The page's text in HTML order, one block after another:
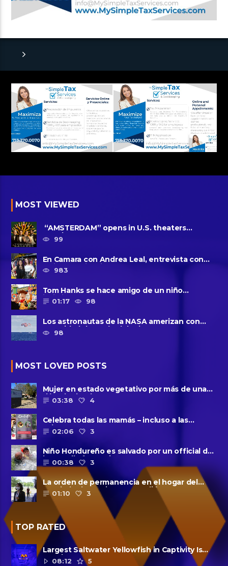
MOST VIEWED
“AMSTERDAM” opens in U.S. theaters
October 7, 2022
99
En Camara con Andrea Leal, entrevista con
Majo Cornejo, Cirque Du ......
983
Tom Hanks se hace amigo de un niño
intimidado de 8 años llamado ......
01:17 98
Los astronautas de la NASA amerizan con
seguridad después del primer ......
98
MOST LOVED POSTS
Mujer en estado vegetativo por más de una
década da a luz en un ......
03:38 4
Celebra todas las mamás – incluso a las
solteras – con ......
02:06 3
Niño Hondureño es salvado por un official de
la patrulla fronteriza
00:38 3
La orden de permanencia en el hogar del
condado de Harris se extendió......
01:10 3
TOP RATED
Largest Saltwater Yellowfish in Captivity Is
Dead
08:12 5